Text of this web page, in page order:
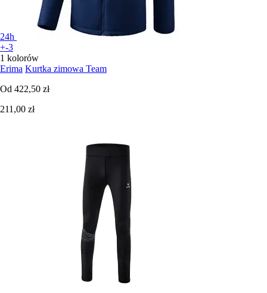
24h
+-3
1 kolorów
Erima Kurtka zimowa Team
Od 422,50 zł
211,00 zł